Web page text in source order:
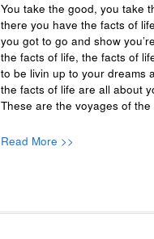
You take the good, you take
there you have the facts of
you got to go and show
the facts of life, the facts of
to be livin up to your dreams
the facts of life are all about
These are the voyages of
Read More >>